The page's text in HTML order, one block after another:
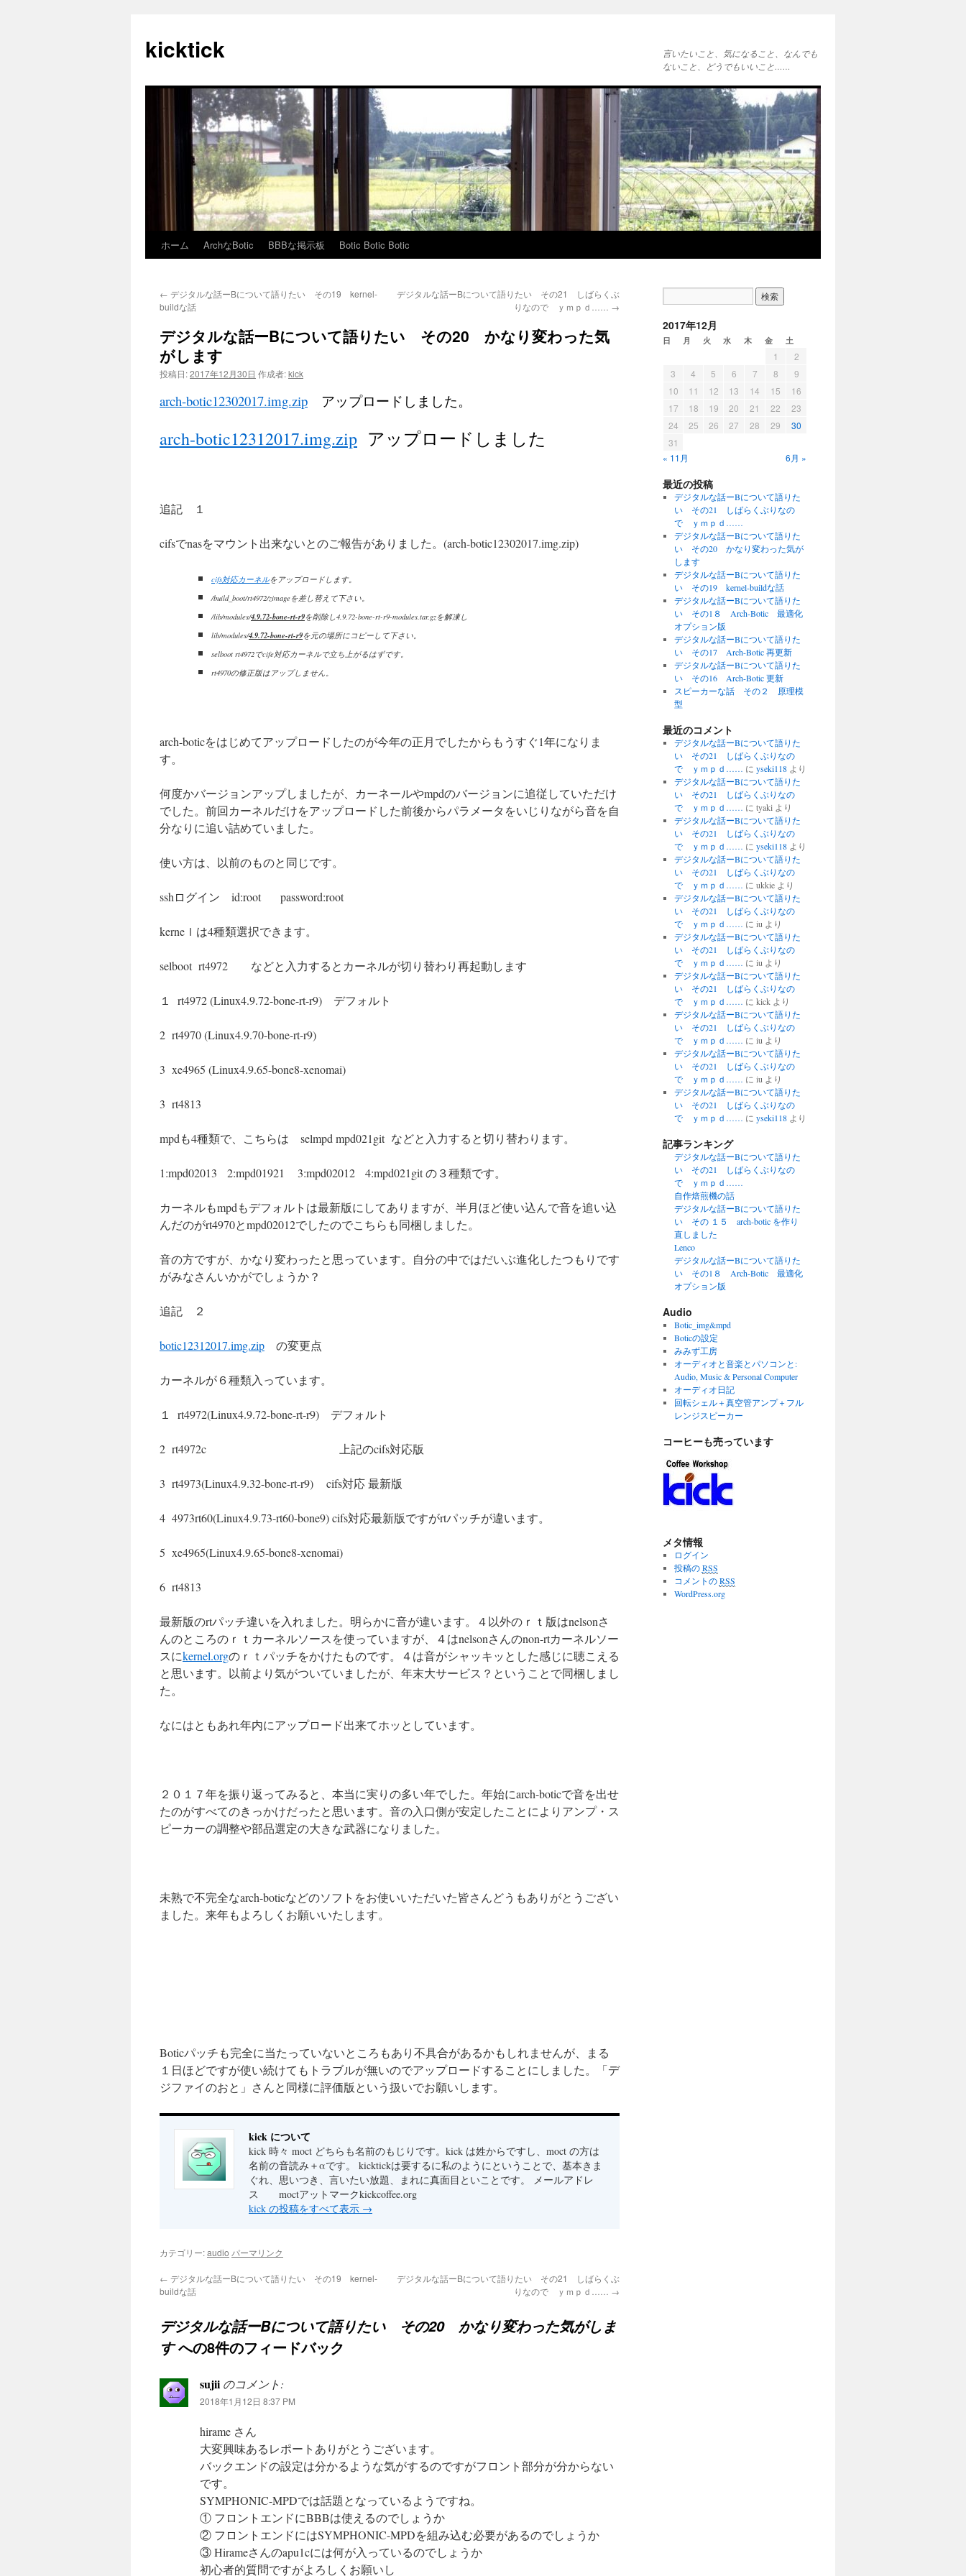
kicktick
言いたいこと、気になること、なんでも
ないこと、どうでもいいこと……
テ
ツ
へ
ス
キ
ホーム ArchなBotic BBBな掲示板 Botic Botic Botic
← デジタルな話ーBについて語りたい その19 kernel-
buildな話
デジタルな話ーBについて語りたい その21 しばらくぶ
りなので ｙｍｐｄ…… →
デジタルな話ーBについて語りたい その20 かなり変わった気
がします
投稿日:2017年12月30日 作成者:kick
arch-botic12302017.img.zip アップロードしました。
arch-botic12312017.img.zip アップロードしました
追記 １
cifsでnasをマウント出来ないとのご報告がありました。(arch-botic12302017.img.zip)
cifs対応カーネルをアップロードします。
/build_boot/rt4972/zimageを差し替えて下さい。
/lib/modules/4.9.72-bone-rt-r9を削除し4.9.72-bone-rt-r9-modules.tar.gzを解凍し
lib/modules/4.9.72-bone-rt-r9を元の場所にコピーして下さい。
selboot rt4972でcife対応カーネルで立ち上がるはずです。
rt4970の修正版はアップしません。
arch-boticをはじめてアップロードしたのが今年の正月でしたからもうすぐ1年になりま
す。
何度かバージョンアップしましたが、カーネールやmpdのバージョンに追従していただけ
でした。前回カーネルだけをアップロードした前後からパラメータをいじりながら音を自
分なりに追い詰めていました。
使い方は、以前のものと同じです。
sshログイン id:root password:root
kerneｌは4種類選択できます。
selboot rt4972 などと入力するとカーネルが切り替わり再起動します
１ rt4972 (Linux4.9.72-bone-rt-r9) デフォルト
2 rt4970 (Linux4.9.70-bone-rt-r9)
3 xe4965 (Linux4.9.65-bone8-xenomai)
3 rt4813
mpdも4種類で、こちらは selmpd mpd021git などと入力すると切り替わります。
1:mpd02013 2:mpd01921 3:mpd02012 4:mpd021git の３種類です。
カーネルもmpdもデフォルトは最新版にしてありますが、半月ほど使い込んで音を追い込
んだのがrt4970とmpd02012でしたのでこちらも同梱しました。
音の方ですが、かなり変わったと思っています。自分の中ではだいぶ進化したつもりです
がみなさんいかがでしょうか？
追記 ２
botic12312017.img.zip の変更点
カーネルが６種類入っています。
１ rt4972(Linux4.9.72-bone-rt-r9) デフォルト
2 rt4972c 上記のcifs対応版
3 rt4973(Linux4.9.32-bone-rt-r9) cifs対応 最新版
4 4973rt60(Linux4.9.73-rt60-bone9) cifs対応最新版ですがrtパッチが違います。
5 xe4965(Linux4.9.65-bone8-xenomai)
6 rt4813
最新版のrtパッチ違いを入れました。明らかに音が違います。４以外のｒｔ版はnelsonさ
んのところのｒｔカーネルソースを使っていますが、４はnelsonさんのnon-rtカーネルソー
スにkernel.orgのｒｔパッチをかけたものです。４は音がシャッキッとした感じに聴こえる
と思います。以前より気がついていましたが、年末大サービス？ということで同梱しまし
た。
なにはともあれ年内にアップロード出来てホッとしています。
２０１７年を振り返ってみると、本当に実りの多い年でした。年始にarch-boticで音を出せ
たのがすべてのきっかけだったと思います。音の入口側が安定したことによりアンプ・ス
ピーカーの調整や部品選定の大きな武器になりました。
未熟で不完全なarch-boticなどのソフトをお使いいただいた皆さんどうもありがとうござい
ました。来年もよろしくお願いいたします。
Boticパッチも完全に当たっていないところもあり不具合があるかもしれませんが、まる
１日ほどですが使い続けてもトラブルが無いのでアップロードすることにしました。「デ
ジファイのおと」さんと同様に評価版という扱いでお願いします。
kick について
kick 時々 moct どちらも名前のもじりです。kick は姓からですし、moct の方は
名前の音読み＋αです。 kicktickは要するに私のようにということで、基本きま
ぐれ、思いつき、言いたい放題、まれに真面目といことです。 メールアドレ
ス moctアットマークkickcoffee.org
kick の投稿をすべて表示 →
カテゴリー:audio パーマリンク
← デジタルな話ーBについて語りたい その19 kernel-
buildな話
デジタルな話ーBについて語りたい その21 しばらくぶ
りなので ｙｍｐｄ…… →
デジタルな話ーBについて語りたい その20 かなり変わった気がしま
すへの8件のフィードバック
sujii のコメント:
2018年1月12日 8:37 PM
hirame さん
大変興味あるレポートありがとうございます。
バックエンドの設定は分かるような気がするのですがフロント部分が分からない
です。
SYMPHONIC-MPDでは話題となっているようですね。
① フロントエンドにBBBは使えるのでしょうか
② フロントエンドにはSYMPHONIC-MPDを組み込む必要があるのでしょうか
③ Hirameさんのapu1cには何が入っているのでしょうか
初心者的質問ですがよろしくお願いし
2017年12月
日 月 火 水 木 金 土
« 11月 6月 »
1
2
3
4 5 6 7 8
9
10
11 12 13 14 15
16
17
18 19 20 21 22
23
24
25 26 27 28 29
30
31
最近の投稿
デジタルな話ーBについて語りた
い その21 しばらくぶりなの
で ｙｍｐｄ……
デジタルな話ーBについて語りた
い その20 かなり変わった気が
します
デジタルな話ーBについて語りた
い その19 kernel-buildな話
デジタルな話ーBについて語りた
い その1８ Arch-Botic 最適化
オプション版
デジタルな話ーBについて語りた
い その17 Arch-Botic 再更新
デジタルな話ーBについて語りた
い その16 Arch-Botic 更新
スピーカーな話 その２ 原理模
型
最近のコメント
デジタルな話ーBについて語りた
い その21 しばらくぶりなの
で ｙｍｐｄ…… に yseki118より
デジタルな話ーBについて語りた
い その21 しばらくぶりなの
で ｙｍｐｄ…… に tyaki より
デジタルな話ーBについて語りた
い その21 しばらくぶりなの
で ｙｍｐｄ…… に yseki118より
デジタルな話ーBについて語りた
い その21 しばらくぶりなの
で ｙｍｐｄ…… に ukkieより
デジタルな話ーBについて語りた
い その21 しばらくぶりなの
で ｙｍｐｄ…… に iu より
デジタルな話ーBについて語りた
い その21 しばらくぶりなの
で ｙｍｐｄ…… に iu より
デジタルな話ーBについて語りた
い その21 しばらくぶりなの
で ｙｍｐｄ…… に kickより
デジタルな話ーBについて語りた
い その21 しばらくぶりなの
で ｙｍｐｄ…… に iu より
デジタルな話ーBについて語りた
い その21 しばらくぶりなの
で ｙｍｐｄ…… に iu より
デジタルな話ーBについて語りた
い その21 しばらくぶりなの
で ｙｍｐｄ…… に yseki118より
記事ランキング
デジタルな話ーBについて語りた
い その21 しばらくぶりなの
で ｙｍｐｄ……
自作焙煎機の話
デジタルな話ーBについて語りた
い その １５ arch-botic を作り
直しました
Lenco
デジタルな話ーBについて語りた
い その1８ Arch-Botic 最適化
オプション版
Audio
Botic_img&mpd
Boticの設定
みみず工房
オーディオと音楽とパソコンと:
Audio, Music & Personal Computer
オーディオ日記
回転シェル＋真空管アンプ＋フル
レンジスピーカー
コーヒーも売っています
メタ情報
ログイン
投稿のRSS
コメントのRSS
WordPress.org